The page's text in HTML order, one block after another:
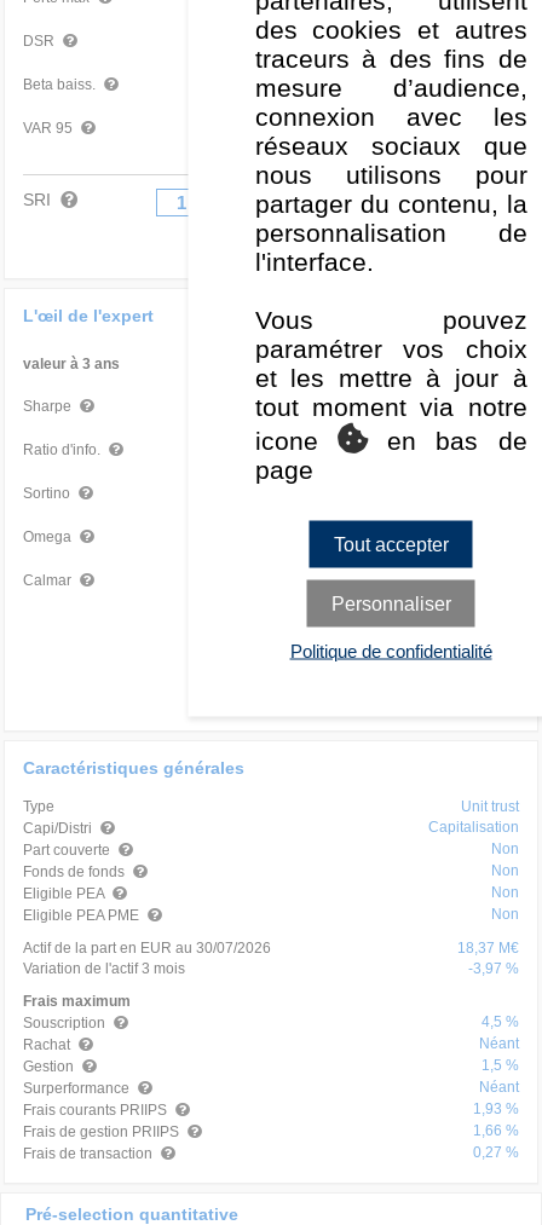
DSR 10,18 % Mauvais
Beta baiss. 0,89 Bon
VAR 95 -3,33 % Très mauvais
SRI 1 3 4 5 6 7
L'œil de l'expert
valeur à 3 ans
Sharpe 0,54 Très mauvais
Ratio d'info. -0,85 Mauvais
Sortino
Omega Très mauvais
Calmar Très mauvais
Caractéristiques générales
Type
Unit trust
Capi/Distri
Capitalisation
Part couverte
Non
Fonds de fonds
Non
Eligible PEA
Non
Eligible PEA PME
Non
Actif de la part en EUR au 30/07/2026
18,37 M€
Variation de l'actif 3 mois
-3,97 %
Frais maximum
Souscription
4,5 %
Rachat
Néant
Gestion
1,5 %
Surperformance
Néant
Frais courants PRIIPS
1,93 %
Frais de gestion PRIIPS
1,66 %
Frais de transaction
0,27 %
Pré-selection quantitative
des cookies et autres
traceurs à des fins de
mesure d’audience,
connexion avec les
réseaux sociaux que
nous utilisons pour
partager du contenu, la
personnalisation de
l'interface.
Vous pouvez
paramétrer vos choix
et les mettre à jour à
tout moment via notre
icone
en bas de
page
Tout accepter
Personnaliser
Politique de confidentialité